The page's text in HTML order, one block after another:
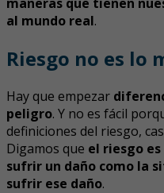
al mundo real.
Riesgo no es lo
Hay que empezar
peligro. Y no es fácil
definiciones del riesgo,
Digamos que el riesgo
sufrir un daño como la
sufrir ese daño.